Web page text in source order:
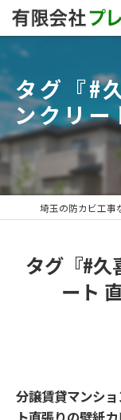
タグ『#
ンクリ
タグ『#久
ート
分譲賃貸マンシ